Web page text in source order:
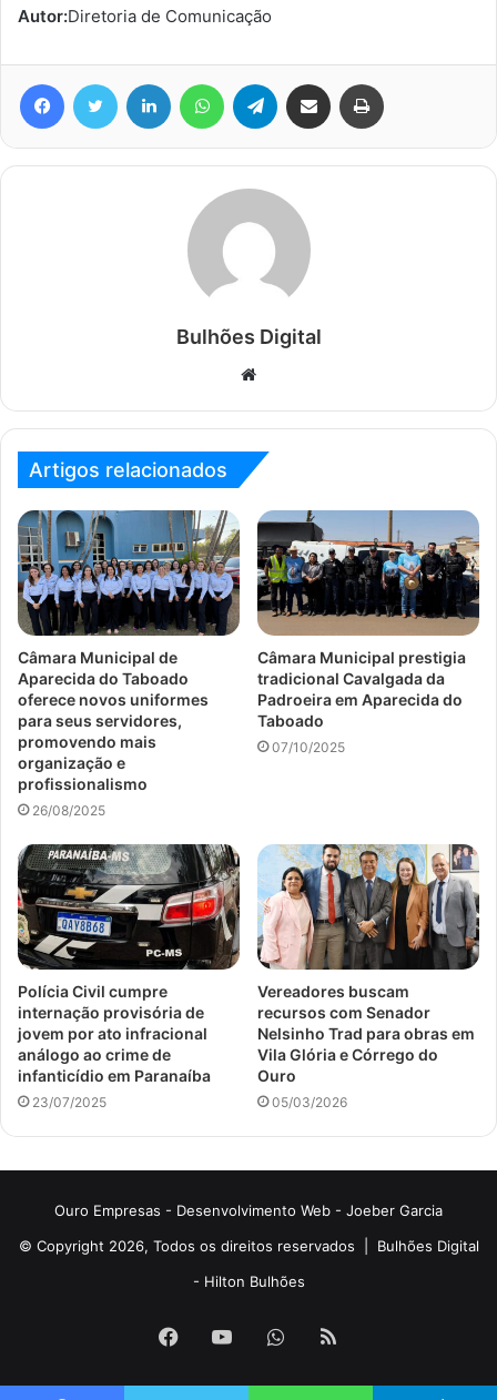
Autor:Diretoria de Comunicação
FacebookTwitter Linkedin WhatsAppTelegram Compartilhar via e-mail
Bulhões Digital
Website
Artigos relacionados
Câmara Municipal de
Aparecida do Taboado
oferece novos uniformes
para seus servidores,
promovendo mais
organização e
profissionalismo
26/08/2025
Câmara Municipal prestigia
tradicional Cavalgada da
Padroeira em Aparecida do
Taboado
07/10/2025
Polícia Civil cumpre
internação provisória de
jovem por ato infracional
análogo ao crime de
infanticídio em Paranaíba
23/07/2025
Vereadores buscam
recursos com Senador
Nelsinho Trad para obras em
Vila Glória e Córrego do
Ouro
05/03/2026
Ouro Empresas - Desenvolvimento Web - Joeber Garcia
© Copyright 2026, Todos os direitos reservados | Bulhões Digital
- Hilton Bulhões
Facebook
YouTubeWhatsApp
RSS